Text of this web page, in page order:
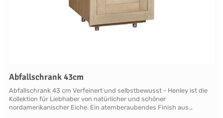
Abfallschrank 43cm
Abfallschrank 43 cm Verfeinert und selbstbewusst - Henley ist die
Kollektion für Liebhaber von natürlicher und schöner
nordamerikanischer Eiche. Ein atemberaubendes Finish aus